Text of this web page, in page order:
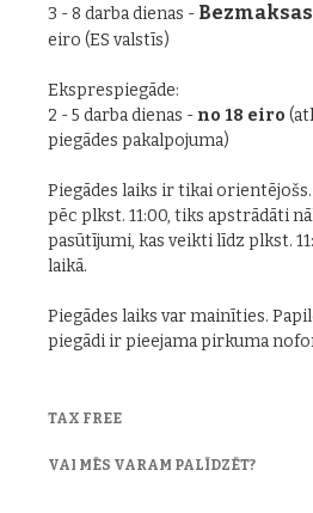
3 - 8 darba dienas - Bezmaksas
eiro (ES valstīs)
Eksprespiegāde:
2 - 5 darba dienas - no 18 eiro
piegādes pakalpojuma)
Piegādes laiks ir tikai
pēc plkst. 11:00, tiks apstrādāti
pasūtījumi, kas veikti līdz plkst.
laikā.
Piegādes laiks var mainīties.
piegādi ir pieejama pirkuma
TAX FREE
VAI MĒS VARAM PALĪDZĒT?